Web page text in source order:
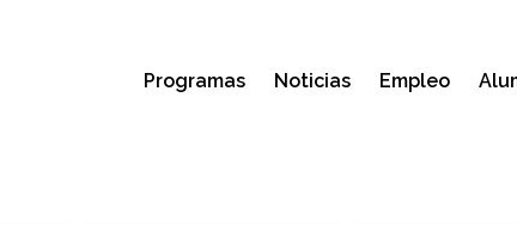
Programas Noticias Empleo